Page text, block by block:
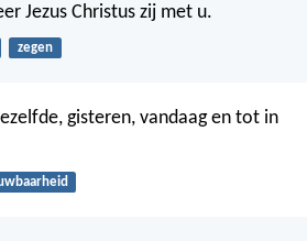
Jezus Christus zij met u.
zegen
gisteren, vandaag en tot in